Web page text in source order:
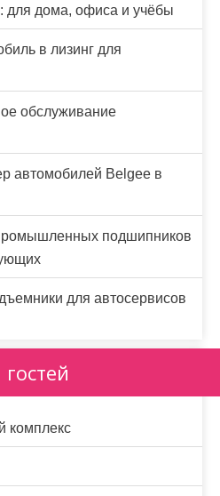
для дома, офиса и учёбы
в лизинг для
обслуживание
автомобилей Belgee в
подшипников
для автосервисов
комплекс